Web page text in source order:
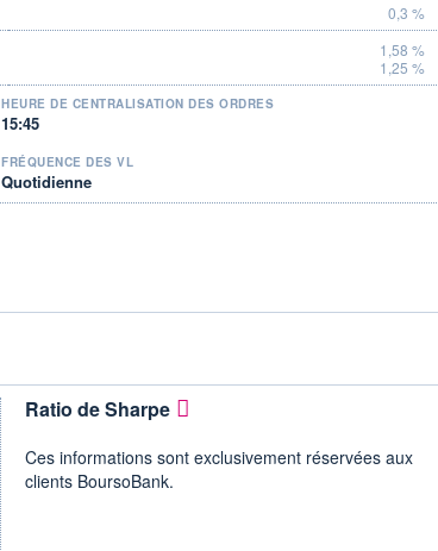
0,3 %
1,58 %
1,25 %
HEURE DE CENTRALISATION DES ORDRES
15:45
FRÉQUENCE DES VL
Quotidienne
Ratio de Sharpe
Ces informations sont exclusivement réservées aux
clients BoursoBank.